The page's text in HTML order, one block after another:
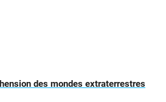
des mondes extraterrestres